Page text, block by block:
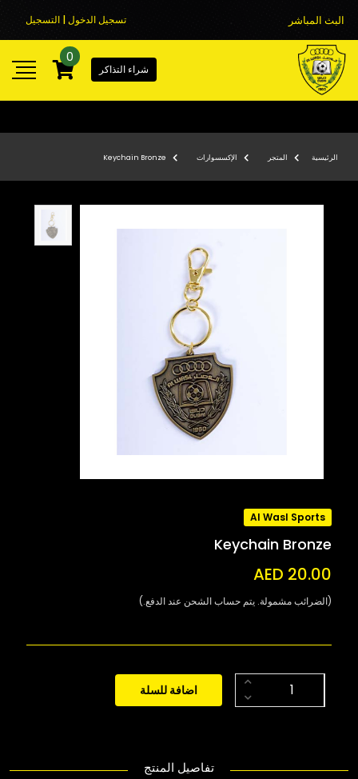
البث المباشر تسجيل الدخول | التسجيل
شراء التذاكر
0
الرئيسية المتجر الإكسسوارات Keychain Bronze
Al Wasl Sports
Keychain Bronze
AED 20.00
(الضرائب مشمولة. يتم حساب الشحن عند الدفع.)
اضافة للسلة
تفاصيل المنتج